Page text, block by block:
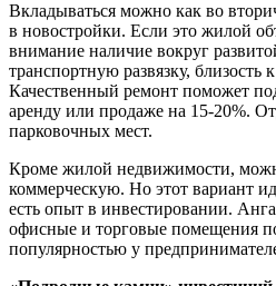
Вкладываться можно как во
в новостройки. Если это жилой
внимание наличие вокруг
транспортную развязку, близость
Качественный ремонт поможет
аренду или продаже на 15-20%.
парковочных мест.
Кроме жилой недвижимости,
коммерческую. Но этот вариант
есть опыт в инвестировании.
офисные и торговые помещения
популярностью у